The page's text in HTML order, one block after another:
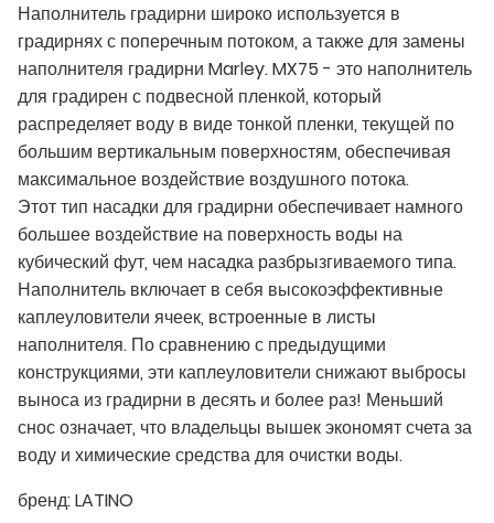
Наполнитель градирни широко используется в
градирнях с поперечным потоком, а также для замены
наполнителя градирни Marley. MX75 - это наполнитель
для градирен с подвесной пленкой, который
распределяет воду в виде тонкой пленки, текущей по
большим вертикальным поверхностям, обеспечивая
максимальное воздействие воздушного потока.
Этот тип насадки для градирни обеспечивает намного
большее воздействие на поверхность воды на
кубический фут, чем насадка разбрызгиваемого типа.
Наполнитель включает в себя высокоэффективные
каплеуловители ячеек, встроенные в листы
наполнителя. По сравнению с предыдущими
конструкциями, эти каплеуловители снижают выбросы
выноса из градирни в десять и более раз! Меньший
снос означает, что владельцы вышек экономят счета за
воду и химические средства для очистки воды.
бренд:LATINO